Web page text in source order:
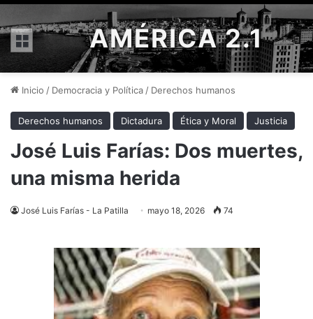
Menú AMÉRICA 2.1
Inicio / Democracia y Política / Derechos humanos
Derechos humanos Dictadura Ética y Moral Justicia
José Luis Farías: Dos muertes,
una misma herida
José Luis Farías - La Patilla mayo 18, 2026 74